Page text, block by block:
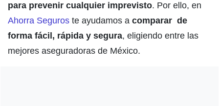
para prevenir cualquier imprevisto. Por ello, en
Ahorra Seguros te ayudamos a comparar de
forma fácil, rápida y segura, eligiendo entre las
mejores aseguradoras de México.